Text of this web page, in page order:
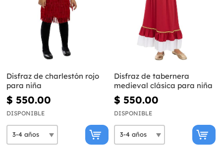
Disfraz de charlestón rojo
para niña
$ 550.00
DISPONIBLE
Disfraz de tabernera
medieval clásica para niña
$ 550.00
DISPONIBLE